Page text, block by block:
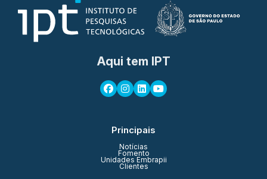
Aqui tem IPT
Principais
Notícias
Fomento
Unidades Embrapii
Clientes